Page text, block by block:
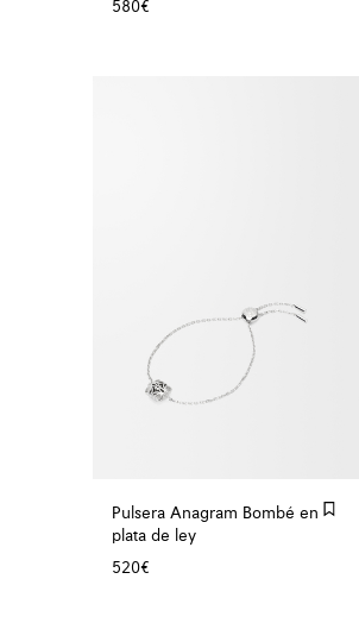
580€
Pulsera Anagram Bombé en
plata de ley
520€